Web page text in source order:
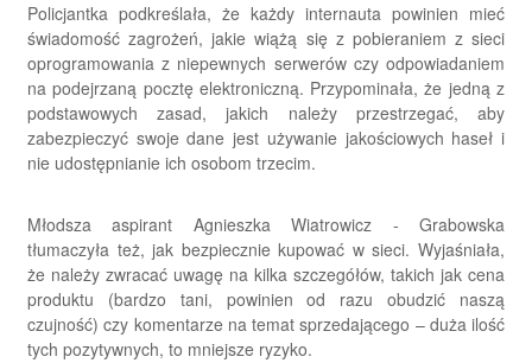
Policjantka podkreślała, że każdy internauta powinien mieć
świadomość zagrożeń, jakie wiążą się z pobieraniem z sieci
oprogramowania z niepewnych serwerów czy odpowiadaniem
na podejrzaną pocztę elektroniczną. Przypominała, że jedną z
podstawowych zasad, jakich należy przestrzegać, aby
zabezpieczyć swoje dane jest używanie jakościowych haseł i
nie udostępnianie ich osobom trzecim.
Młodsza aspirant Agnieszka Wiatrowicz - Grabowska
tłumaczyła też, jak bezpiecznie kupować w sieci. Wyjaśniała,
że należy zwracać uwagę na kilka szczegółów, takich jak cena
produktu (bardzo tani, powinien od razu obudzić naszą
czujność) czy komentarze na temat sprzedającego – duża ilość
tych pozytywnych, to mniejsze ryzyko.